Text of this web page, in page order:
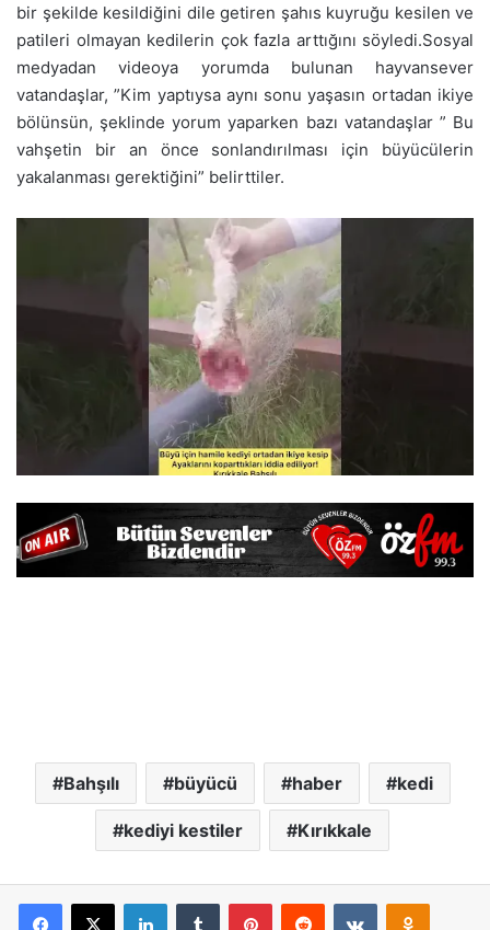
bir şekilde kesildiğini dile getiren şahıs kuyruğu kesilen ve
patileri olmayan kedilerin çok fazla arttığını söyledi.Sosyal
medyadan videoya yorumda bulunan hayvansever
vatandaşlar, ”Kim yaptıysa aynı sonu yaşasın ortadan ikiye
bölünsün, şeklinde yorum yaparken bazı vatandaşlar ” Bu
vahşetin bir an önce sonlandırılması için büyücülerin
yakalanması gerektiğini” belirttiler.
Bahşılı büyücü haber kedi
kediyi kestiler Kırıkkale